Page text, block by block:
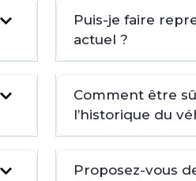
Puis-je faire
actuel ?
Comment être
l’historique du
Proposez-vous